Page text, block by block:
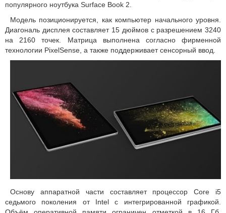
популярного ноутбука Surface Book 2.
Модель позиционируется, как компьютер начального уровня.
Диагональ дисплея составляет 15 дюймов с разрешением 3240
на 2160 точек. Матрица выполнена согласно фирменной
технологии PixelSense, а также поддерживает сенсорный ввод.
Основу аппаратной части составляет процессор Core i5
седьмого поколения от Intel с интегрированной графикой.